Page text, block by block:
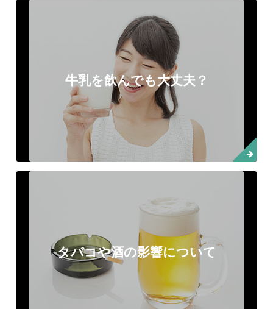
牛乳を飲んでも大丈夫？
タバコや酒の影響について